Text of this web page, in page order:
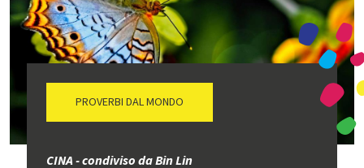
PROVERBI DAL MONDO
CINA - condiviso da Bin Lin